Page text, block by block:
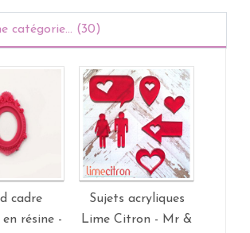
catégorie... (30)
cadre
résine -
Sujets acryliques
Lime Citron - Mr &